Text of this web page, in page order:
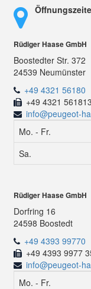
Rüdiger Haase GmbH
Boostedter Str. 372
24539 Neumünster
+49 4321 56180
+49 4321
info@peugeot-
Mo. - Fr.
Sa.
Rüdiger Haase GmbH
Dorfring 16
24598 Boostedt
+49 4393 99770
+49 4393 9977
info@peugeot-
Mo. - Fr.